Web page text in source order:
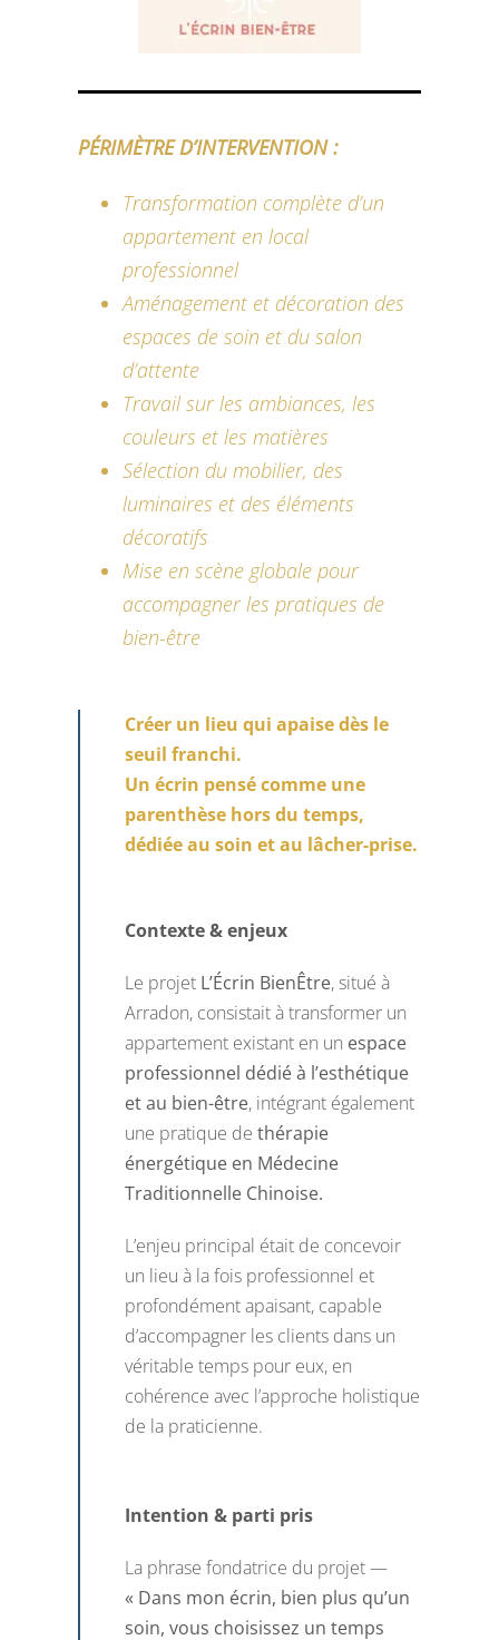
PÉRIMÈTRE D’INTERVENTION :
Transformation complète d’un
appartement en local
professionnel
Aménagement et décoration des
espaces de soin et du salon
d’attente
Travail sur les ambiances, les
couleurs et les matières
Sélection du mobilier, des
luminaires et des éléments
décoratifs
Mise en scène globale pour
accompagner les pratiques de
bien-être
Créer un lieu qui apaise dès le
seuil franchi.
Un écrin pensé comme une
parenthèse hors du temps,
dédiée au soin et au lâcher-prise.
Contexte & enjeux
Le projet L’Écrin BienÊtre, situé à
Arradon, consistait à transformer un
appartement existant en un espace
professionnel dédié à l’esthétique
et au bien-être, intégrant également
une pratique de thérapie
énergétique en Médecine
Traditionnelle Chinoise.
L’enjeu principal était de concevoir
un lieu à la fois professionnel et
profondément apaisant, capable
d’accompagner les clients dans un
véritable temps pour eux, en
cohérence avec l’approche holistique
de la praticienne.
Intention & parti pris
La phrase fondatrice du projet —
« Dans mon écrin, bien plus qu’un
soin, vous choisissez un temps